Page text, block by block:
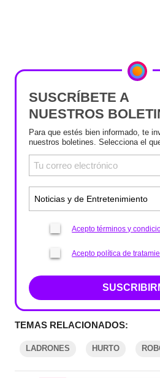
SUSCRÍBETE A
NUESTROS
Para que estés bien informado, te
nuestros boletines. Selecciona el
Acepto términos y
Acepto política de
TEMAS RELACIONADOS:
LADRONES HURTO